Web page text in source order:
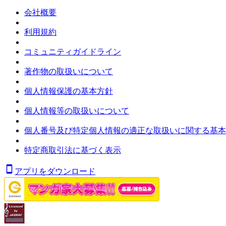
会社概要
利用規約
コミュニティガイドライン
著作物の取扱いについて
個人情報保護の基本方針
個人情報等の取扱いについて
個人番号及び特定個人情報の適正な取扱いに関する基
特定商取引法に基づく表示
アプリをダウンロード